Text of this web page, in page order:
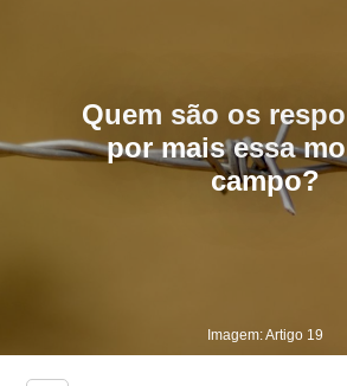
Quem são os
por mais essa
campo?
Imagem: Artigo 19